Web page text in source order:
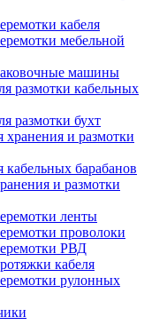
кабеля
мебельной
машины
размотки кабельных
размотки бухт
хранения и размотки
кабельных барабанов
и размотки
ленты
проволоки
РВД
кабеля
рулонных